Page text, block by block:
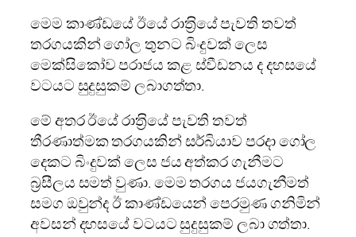
මෙම කාණ්ඩයේ ඊයේ රාත‍්‍රියේ පැවති තවත්
තරගයකින් ගෝල තුනට බිංදුවක් ලෙස
මෙක්සිකෝව පරාජය කළ ස්වීඩනය ද දහසයේ
වටයට සුදුසුකම් ලබාගත්තා.
මේ අතර ඊයේ රාත‍්‍රියේ පැවති තවත්
තීරණාත්මක තරගයකින් සර්බියාව පරදා ගෝල
දෙකට බිංදුවක් ලෙස ජය අත්කර ගැනීමට
බ‍්‍රසීලය සමත් වුණා. මෙම තරගය ජයගැනීමත්
සමග ඔවුන්ද ඊ කාණ්ඩයෙන් පෙරමුණ ගනිමින්
අවසන් දහසයේ වටයට සුදුසුකම් ලබා ගත්තා.